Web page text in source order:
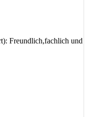
Freundlich,fachlich und